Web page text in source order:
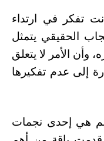
تفكر في ارتداء
الحقيقي يتمثل
وأن الأمر لا يتعلق
إلى عدم تفكيرها
هي إحدى نجمات